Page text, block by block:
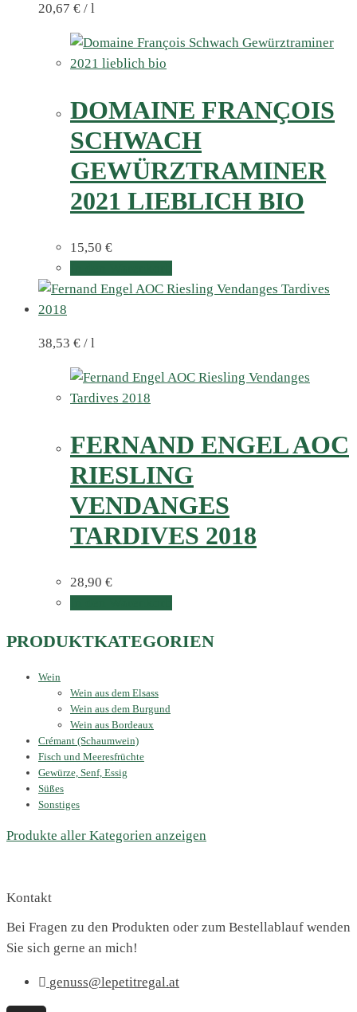
20,67 € / l
DOMAINE FRANÇOIS
SCHWACH
GEWÜRZTRAMINER
2021 LIEBLICH BIO
15,50 €
38,53 € / l
FERNAND ENGEL AOC
RIESLING
VENDANGES
TARDIVES 2018
28,90 €
PRODUKTKATEGORIEN
Wein
Wein aus dem Elsass
Wein aus dem Burgund
Wein aus Bordeaux
Crémant (Schaumwein)
Fisch und Meeresfrüchte
Gewürze, Senf, Essig
Süßes
Sonstiges
Produkte aller Kategorien anzeigen
Kontakt
Bei Fragen zu den Produkten oder zum Bestellablauf wenden
Sie sich gerne an mich!
genuss@lepetitregal.at